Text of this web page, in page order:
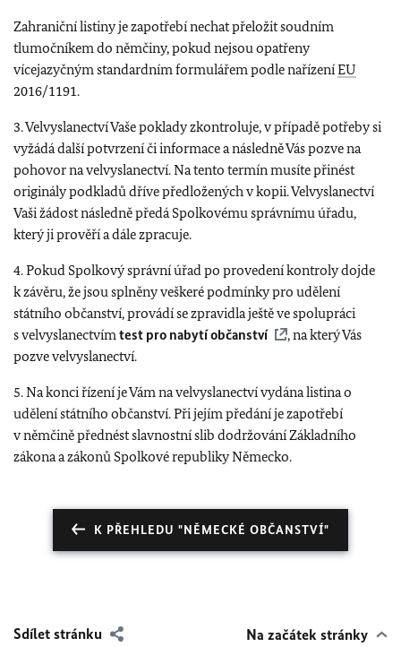
Zahraniční listiny je zapotřebí nechat přeložit soudním
tlumočníkem do němčiny, pokud nejsou opatřeny
vícejazyčným standardním formulářem podle nařízeníEU
2016/1191.
3. Velvyslanectví Vaše poklady zkontroluje, v případě potřeby si
vyžádá další potvrzení či informace a následně Vás pozve na
pohovor na velvyslanectví. Na tento termín musíte přinést
originály podkladů dříve předložených v kopii. Velvyslanectví
Vaši žádost následně předá Spolkovému správnímu úřadu,
který ji prověří a dále zpracuje.
4. Pokud Spolkový správní úřad po provedení kontroly dojde
k závěru, že jsou splněny veškeré podmínky pro udělení
státního občanství, provádí se zpravidla ještě ve spolupráci
s velvyslanectvímtest pro nabytí občanství
, na který Vás
pozve velvyslanectví.
5. Na konci řízení je Vám na velvyslanectví vydána listina o
udělení státního občanství. Při jejím předání je zapotřebí
v němčině přednést slavnostní slib dodržování Základního
zákona a zákonů Spolkové republiky Německo.
K PŘEHLEDU "NĚMECKÉ OBČANSTVÍ"
Sdílet stránku Na začátek stránky